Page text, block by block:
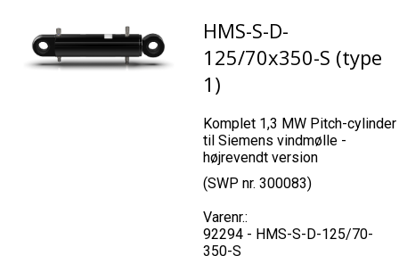
HMS-S-D-
125/70x350-S (type
1)
Komplet 1,3 MW Pitch-cylinder
til Siemens vindmølle -
højrevendt version
(SWP nr. 300083)
Varenr.:
92294 - HMS-S-D-125/70-
350-S